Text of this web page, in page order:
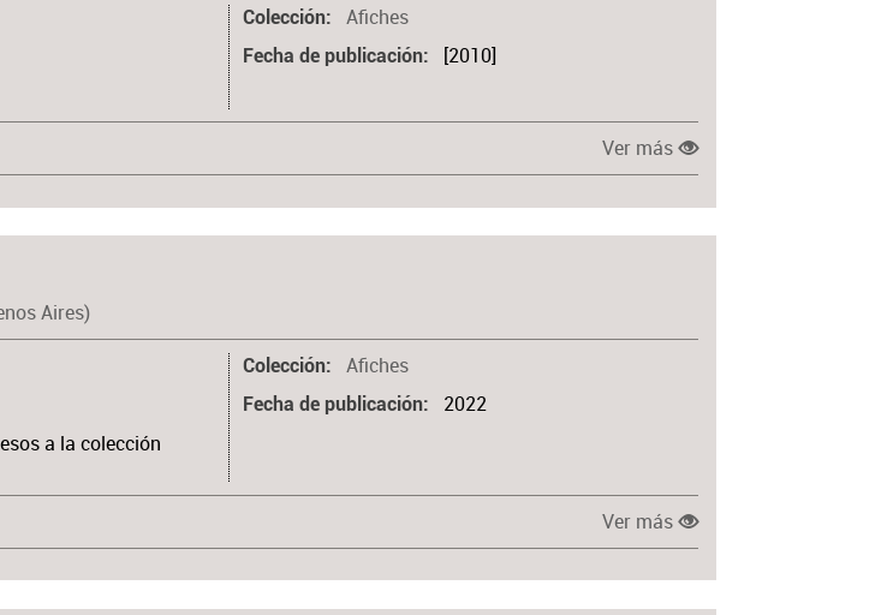
Colección Afiches
Fecha de publicación [2010]
Ver más
Aires)
a la colección
Colección Afiches
Fecha de publicación 2022
Ver más